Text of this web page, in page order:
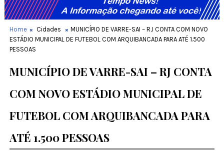
Home Cidades
MUNICÍPIO DE VARRE-SAI – RJ CONTA COM NOVO
ESTÁDIO MUNICIPAL DE FUTEBOL COM ARQUIBANCADA PARA ATÉ 1.500
PESSOAS
MUNICÍPIO DE VARRE-SAI – RJ CONTA
COM NOVO ESTÁDIO MUNICIPAL DE
FUTEBOL COM ARQUIBANCADA PARA
ATÉ 1.500 PESSOAS